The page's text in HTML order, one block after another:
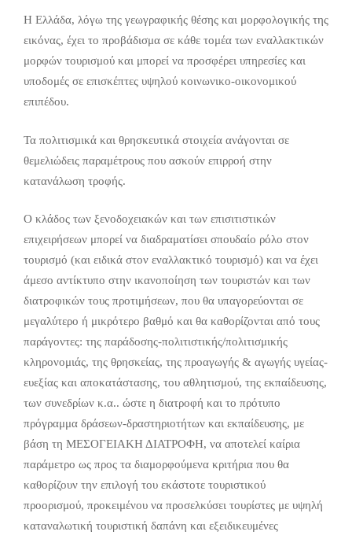
Η Ελλάδα, λόγω της γεωγραφικής θέσης και μορφολογικής της
εικόνας, έχει το προβάδισμα σε κάθε τομέα των εναλλακτικών
μορφών τουρισμού και μπορεί να προσφέρει υπηρεσίες και
υποδομές σε επισκέπτες υψηλού κοινωνικο-οικονομικού
επιπέδου.
Τα πολιτισμικά και θρησκευτικά στοιχεία ανάγονται σε
θεμελιώδεις παραμέτρους που ασκούν επιρροή στην
κατανάλωση τροφής.
Ο κλάδος των ξενοδοχειακών και των επισιτιστικών
επιχειρήσεων μπορεί να διαδραματίσει σπουδαίο ρόλο στον
τουρισμό (και ειδικά στον εναλλακτικό τουρισμό) και να έχει
άμεσο αντίκτυπο στην ικανοποίηση των τουριστών και των
διατροφικών τους προτιμήσεων, που θα υπαγορεύονται σε
μεγαλύτερο ή μικρότερο βαθμό και θα καθορίζονται από τους
παράγοντες: της παράδοσης-πολιτιστικής/πολιτισμικής
κληρονομιάς, της θρησκείας, της προαγωγής & αγωγής υγείας-
ευεξίας και αποκατάστασης, του αθλητισμού, της εκπαίδευσης,
των συνεδρίων κ.α.. ώστε η διατροφή και το πρότυπο
πρόγραμμα δράσεων-δραστηριοτήτων και εκπαίδευσης, με
βάση τη ΜΕΣΟΓΕΙΑΚΗ ΔΙΑΤΡΟΦΗ, να αποτελεί καίρια
παράμετρο ως προς τα διαμορφούμενα κριτήρια που θα
καθορίζουν την επιλογή του εκάστοτε τουριστικού
προορισμού, προκειμένου να προσελκύσει τουρίστες με υψηλή
καταναλωτική τουριστική δαπάνη και εξειδικευμένες